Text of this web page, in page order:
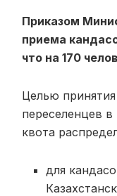
Приказом
приема
что на 170
Целью
переселенцев
квота
для